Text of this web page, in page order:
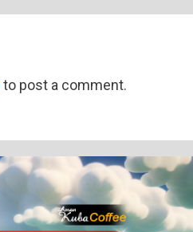
to post a comment.